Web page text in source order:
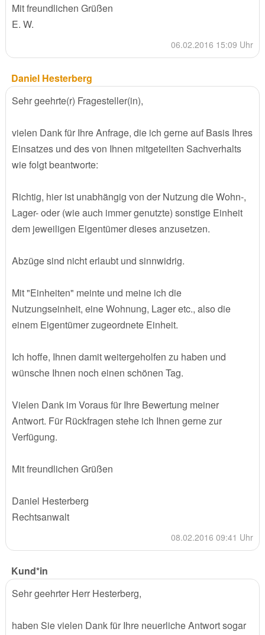
Mit freundlichen Grüßen
E. W.
06.02.2016 15:09 Uhr
Daniel Hesterberg
Sehr geehrte(r) Fragesteller(in),
vielen Dank für Ihre Anfrage, die ich gerne auf Basis Ihres
Einsatzes und des von Ihnen mitgeteilten Sachverhalts
wie folgt beantworte:
Richtig, hier ist unabhängig von der Nutzung die Wohn-,
Lager- oder (wie auch immer genutzte) sonstige Einheit
dem jeweiligen Eigentümer dieses anzusetzen.
Abzüge sind nicht erlaubt und sinnwidrig.
Mit "Einheiten" meinte und meine ich die
Nutzungseinheit, eine Wohnung, Lager etc., also die
einem Eigentümer zugeordnete Einheit.
Ich hoffe, Ihnen damit weitergeholfen zu haben und
wünsche Ihnen noch einen schönen Tag.
Vielen Dank im Voraus für Ihre Bewertung meiner
Antwort. Für Rückfragen stehe ich Ihnen gerne zur
Verfügung.
Mit freundlichen Grüßen
Daniel Hesterberg
Rechtsanwalt
08.02.2016 09:41 Uhr
Kund*in
Sehr geehrter Herr Hesterberg,
haben Sie vielen Dank für Ihre neuerliche Antwort sogar